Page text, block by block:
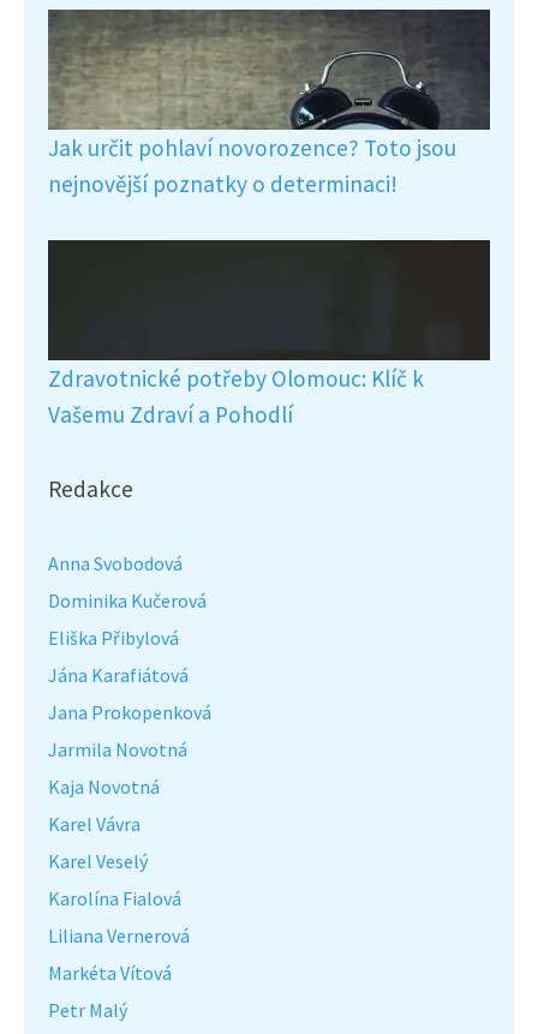
Jak určit pohlaví novorozence? Toto jsou
nejnovější poznatky o determinaci!
Zdravotnické potřeby Olomouc: Klíč k
Vašemu Zdraví a Pohodlí
Redakce
Anna Svobodová
Dominika Kučerová
Eliška Přibylová
Jána Karafiátová
Jana Prokopenková
Jarmila Novotná
Kaja Novotná
Karel Vávra
Karel Veselý
Karolína Fialová
Liliana Vernerová
Markéta Vítová
Petr Malý